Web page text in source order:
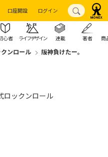
口座開設 ログイン
心者 ライフデザイン 連載 著者 商
ンロール 阪神負けたー。
ロックンロール